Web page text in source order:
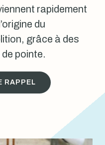
rapidement
du
grâce à des
pointe.
RAPPEL